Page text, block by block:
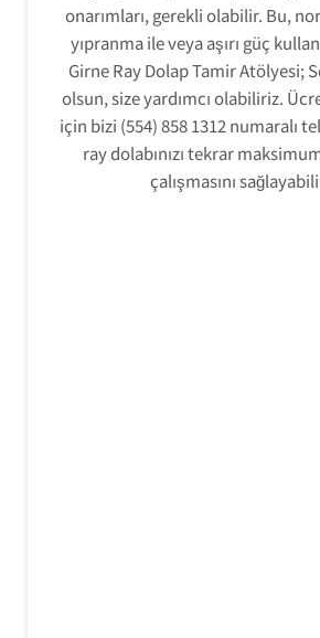
onarımları, gerekli olabilir. Bu,
yıpranma ile veya aşırı güç
Girne Ray Dolap Tamir Atölyesi;
olsun, size yardımcı olabiliriz.
için bizi (554) 858 1312 numaralı
ray dolabınızı tekrar
çalışmasını